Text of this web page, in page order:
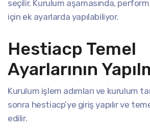
seçilir. Kurulum aşamasında,
için ek ayarlarda yapılabiliyor.
Hestiacp Temel
Ayarlarının
Kurulum işlem adımları ve kurulum
sonra hestiacp’ye giriş yapılır ve
edilir.